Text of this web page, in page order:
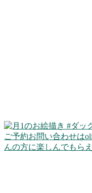
ご予約お問い合わせは
んの方に楽しんでもら